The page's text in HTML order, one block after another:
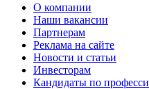
О компании
Наши вакансии
Партнерам
Реклама на сайте
Новости и статьи
Инвесторам
Кандидаты по